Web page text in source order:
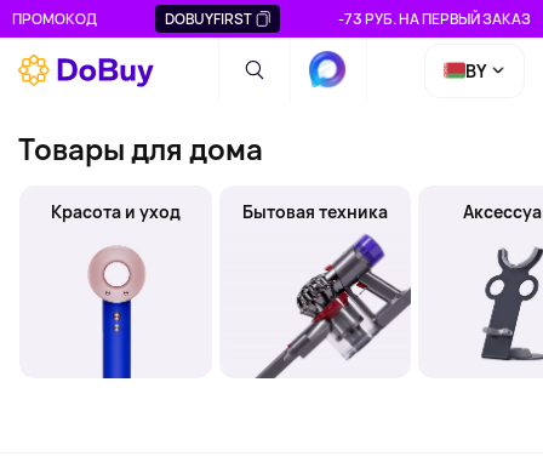
ПРОМОКОД DOBUYFIRST -73 РУБ. НА ПЕРВЫЙ ЗАКАЗ
BY
Товары для дома
Красота и уход Бытовая техника